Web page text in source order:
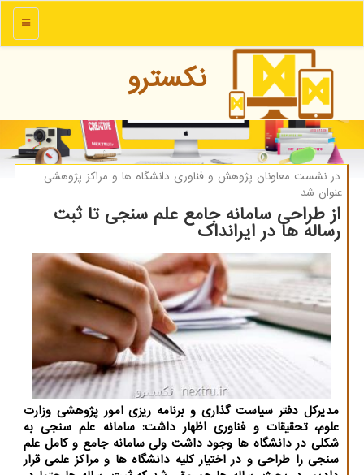
منو
نكسترو
در نشست معاونان پژوهش و فناوری دانشگاه ها و مراكز پژوهشی
عنوان شد
از طراحی سامانه جامع علم سنجی تا ثبت
رساله ها در ایرانداك
مدیرکل دفتر سیاست گذاری و برنامه ریزی امور پژوهشی وزارت
علوم، تحقیقات و فناوری اظهار داشت: سامانه علم سنجی به
شکلی در دانشگاه ها وجود داشت ولی سامانه جامع و کامل علم
سنجی را طراحی و در اختیار کلیه دانشگاه ها و مراکز علمی قرار